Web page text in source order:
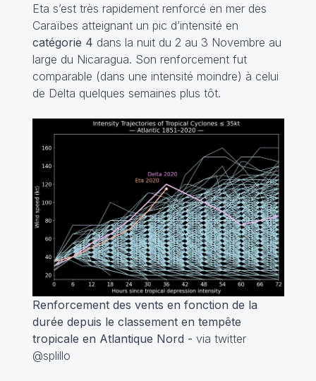
Eta s’est très rapidement renforcé en mer des
Caraïbes atteignant un pic d’intensité en
catégorie 4 dans la nuit du 2 au 3 Novembre au
large du Nicaragua. Son renforcement fut
comparable (dans une intensité moindre) à celui
de Delta quelques semaines plus tôt.
Renforcement des vents en fonction de la
durée depuis le classement en tempête
tropicale en Atlantique Nord - via twitter
@splillo